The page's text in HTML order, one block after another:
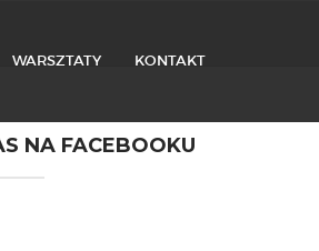
WARSZTATY KONTAKT
NA FACEBOOKU